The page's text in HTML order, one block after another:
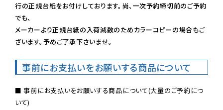
行の正規台紙をお付けしております。尚、一次予約締切前のご予約
でも、
メーカーより正規台紙の入荷減数のためカラーコピーの場合もご
ざいます。予めご了承下さいませ。
事前にお支払いをお願いする商品について
■ 事前にお支払いをお願いする商品について(大量のご予約につ
いて)